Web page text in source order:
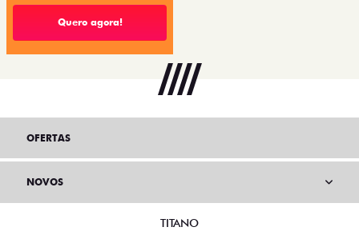
Quero agora!
OFERTAS
NOVOS
TITANO